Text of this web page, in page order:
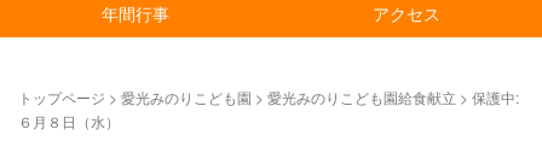
年間行事
アクセス
トップページ > 愛光みのりこども園 > 愛光みのりこども園給食献立 > 保護中:
６月８日（水）